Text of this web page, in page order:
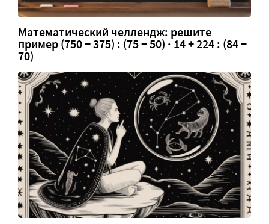
Математический челлендж: решите
пример (750 − 375) : (75 − 50) · 14 + 224 : (84 −
70)